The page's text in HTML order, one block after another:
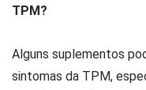
TPM?
Alguns suplementos
sintomas da TPM,